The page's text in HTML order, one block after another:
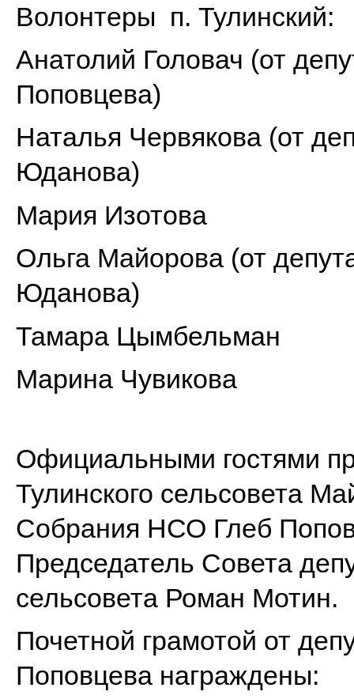
Волонтеры п. Тулинский:
Анатолий Головач (от
Поповцева)
Наталья Червякова (от
Юданова)
Мария Изотова
Ольга Майорова (от
Юданова)
Тамара Цымбельман
Марина Чувикова
Официальными гостями
Тулинского сельсовета
Собрания НСО Глеб
Председатель Совета
сельсовета Роман Мотин.
Почетной грамотой от
Поповцева награждены: